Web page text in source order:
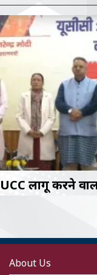
UCC लागू करने
About Us